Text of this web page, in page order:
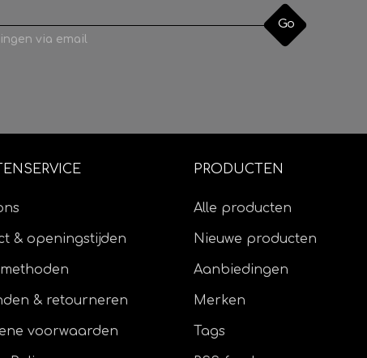
Go
via email
& openingstijden
& retourneren
voorwaarden
PRODUCTEN
Alle producten
Nieuwe producten
Aanbiedingen
Merken
Tags